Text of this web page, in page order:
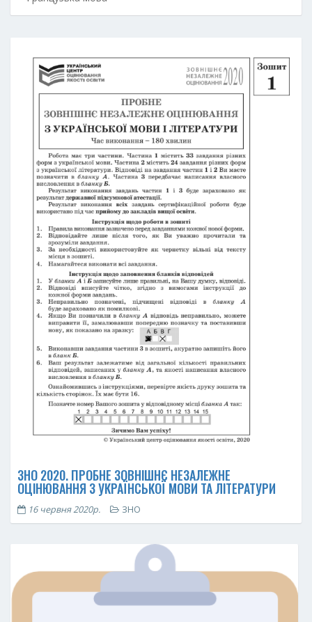
ЗНО 2020. ПРОБНЕ ЗОВНІШНЄ НЕЗАЛЕЖНЕ
ОЦІНЮВАННЯ З УКРАЇНСЬКОЇ МОВИ ТА ЛІТЕРАТУРИ
16 червня 2020р. ЗНО